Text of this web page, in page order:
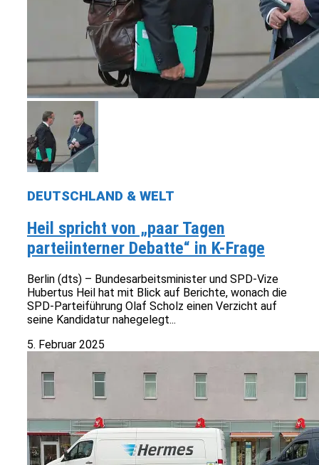
DEUTSCHLAND & WELT
Heil spricht von „paar Tagen
parteiinterner Debatte“ in K-Frage
Berlin (dts) – Bundesarbeitsminister und SPD-Vize
Hubertus Heil hat mit Blick auf Berichte, wonach die
SPD-Parteiführung Olaf Scholz einen Verzicht auf
seine Kandidatur nahegelegt...
5. Februar 2025